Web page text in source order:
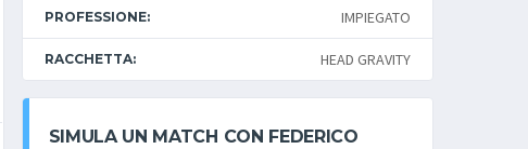
PROFESSIONE: IMPIEGATO
RACCHETTA: HEAD GRAVITY
SIMULA UN MATCH CON FEDERICO